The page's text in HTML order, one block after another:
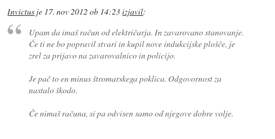
Invictus je 17. nov 2012 ob 14:23izjavil:
Upam da imaš račun od električarja. In zavarovano stanovanje.
Če ti ne bo popravil stvari in kupil nove indukcijske plošče, je
zrel za prijavo na zavarovalnico in policijo.
Je pač to en minus štromarskega poklica. Odgovornost za
nastalo škodo.
Če nimaš računa, si pa odvisen samo od njegove dobre volje.